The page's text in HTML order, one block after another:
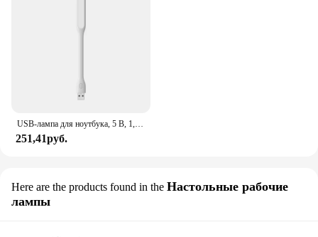
USB-лампа для ноутбука, 5 В, 1,2 Вт
251,41руб.
Here are the products found in the Настольные рабочие
лампы